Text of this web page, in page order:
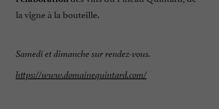
la vigne à la bouteille.
Samedi et dimanche sur rendez-vous.
https://www.domainequintard.com/